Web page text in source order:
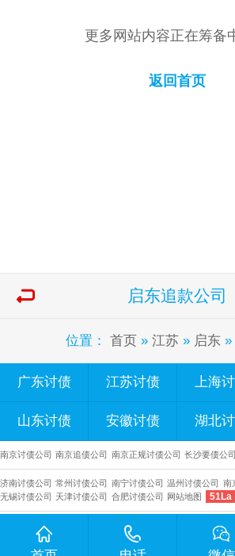
更多网站内容正在筹
返回首页
启东追款公司
位置： 首页» 江苏» 启东»
广东讨债 江苏讨债 上海
山东讨债 安徽讨债 湖北
南京讨债公司 南京追债公司 南京正规讨债公司 长沙要债公司
济南讨债公司 常州讨债公司 南宁讨债公司 温州讨债公司 南
无锡讨债公司 天津讨债公司 合肥讨债公司 网站地图 51La